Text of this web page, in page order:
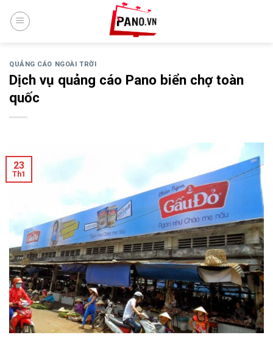
QUẢNG CÁO NGOÀI TRỜI
Dịch vụ quảng cáo Pano biển chợ toàn
quốc
23
Th1